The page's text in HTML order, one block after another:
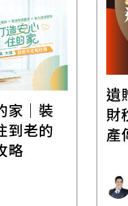
家｜裝
到老的
略
遺
財
產